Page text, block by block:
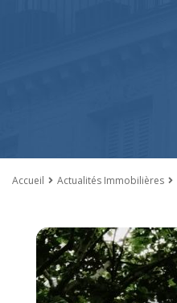
Accueil Actualités Immobilières